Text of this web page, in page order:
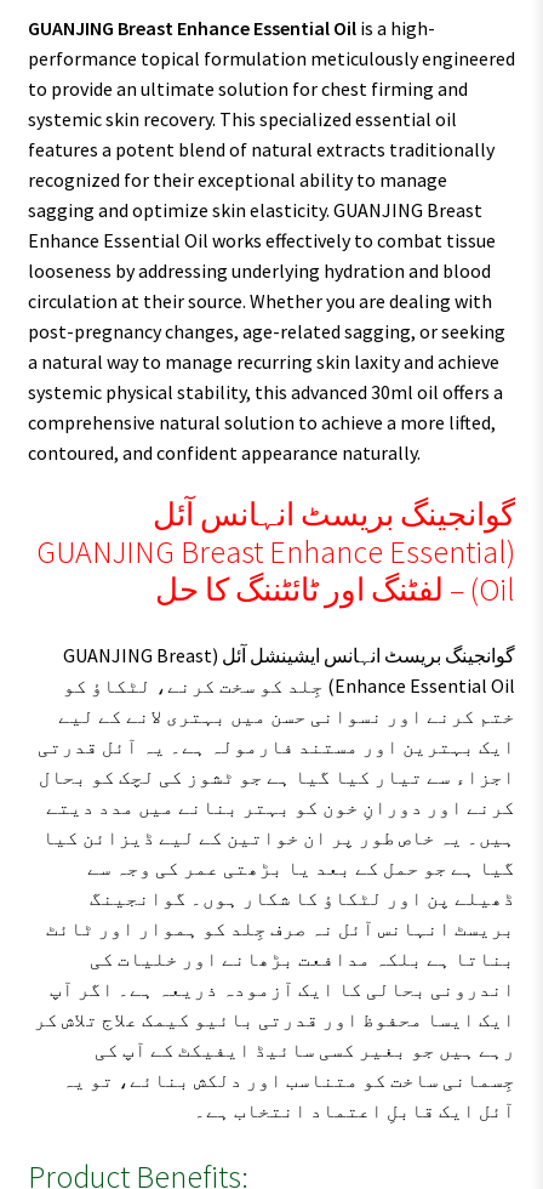
GUANJING Breast Enhance Essential Oilis a high-
performance topical formulation meticulously engineered
to provide an ultimate solution for chest firming and
systemic skin recovery. This specialized essential oil
features a potent blend of natural extracts traditionally
recognized for their exceptional ability to manage
sagging and optimize skin elasticity. GUANJING Breast
Enhance Essential Oil works effectively to combat tissue
looseness by addressing underlying hydration and blood
circulation at their source. Whether you are dealing with
post-pregnancy changes, age-related sagging, or seeking
a natural way to manage recurring skin laxity and achieve
systemic physical stability, this advanced 30ml oil offers a
comprehensive natural solution to achieve a more lifted,
contoured, and confident appearance naturally.
گوانجینگ بریسٹ انہانس آئل
(GUANJING Breast Enhance Essential
Oil) – لفٹنگ اور ٹائٹننگ کا حل
گوانجینگ بریسٹ انہانس ایشینشل آئل (GUANJING Breast
Enhance Essential Oil) جِلد کو سخت کرنے، لٹکاؤ کو
ختم کرنے اور نسوانی حسن میں بہتری لانے کے لیے
ایک بہترین اور مستند فارمولہ ہے۔ یہ آئل قدرتی
اجزاء سے تیار کیا گیا ہے جو ٹشوز کی لچک کو بحال
کرنے اور دورانِ خون کو بہتر بنانے میں مدد دیتے
ہیں۔ یہ خاص طور پر ان خواتین کے لیے ڈیزائن کیا
گیا ہے جو حمل کے بعد یا بڑھتی عمر کی وجہ سے
ڈھیلے پن اور لٹکاؤ کا شکار ہوں۔ گوانجینگ
بریسٹ انہانس آئل نہ صرف جِلد کو ہموار اور ٹائٹ
بناتا ہے بلکہ مدافعت بڑھانے اور خلیات کی
اندرونی بحالی کا ایک آزمودہ ذریعہ ہے۔ اگر آپ
ایک ایسا محفوظ اور قدرتی بائیو کیمک علاج تلاش کر
رہے ہیں جو بغیر کسی سائیڈ ایفیکٹ کے آپ کی
جِسمانی ساخت کو متناسب اور دلکش بنائے، تو یہ
آئل ایک قابلِ اعتماد انتخاب ہے۔
Product Benefits: